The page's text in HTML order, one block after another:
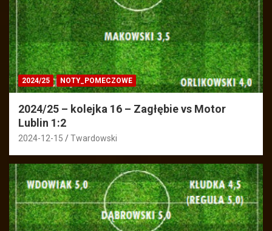
2024/25 NOTY_POMECZOWE
2024/25 – kolejka 16 – Zagłębie vs Motor
Lublin 1:2
2024-12-15 Twardowski